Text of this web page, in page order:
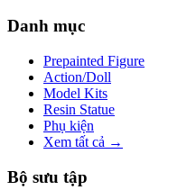
Danh mục
Prepainted Figure
Action/Doll
Model Kits
Resin Statue
Phụ kiện
Xem tất cả →
Bộ sưu tập